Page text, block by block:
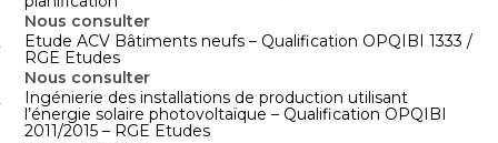
Nous consulter
Etude ACV Bâtiments neufs – Qualification OPQIBI 1333 /
RGE Etudes
Nous consulter
Ingénierie des installations de production utilisant
l’énergie solaire photovoltaïque – Qualification OPQIBI
2011/2015 – RGE Etudes